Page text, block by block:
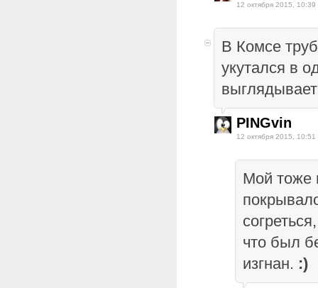
12 октября 2015, 10:39
В Комсе
укутался в
PINGvin
12 октября 2015, 10:51
Мой тоже
что был
изгнан. :)